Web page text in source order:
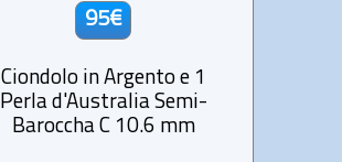
95€
Ciondolo in Argento e 1
Perla d'Australia Semi-
Baroccha C 10.6 mm